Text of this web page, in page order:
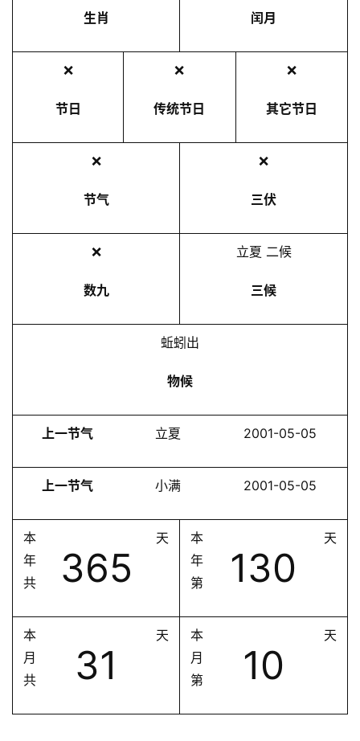
生肖 闰月
❌
节日
❌
传统节日
❌
其它节日
❌
节气
❌
三伏
❌
数九
立夏 二候
三候
蚯蚓出
物候
上一节气 立夏 2001-05-05
上一节气 小满 2001-05-05
本
年
共
365
天
本
年
第
130
天
本
月
共
31
天
本
月
第
10
天